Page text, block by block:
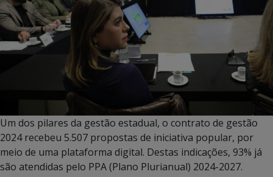
Um dos pilares da gestão estadual, o contrato de gestão
2024 recebeu 5.507 propostas de iniciativa popular, por
meio de uma plataforma digital. Destas indicações, 93% já
são atendidas pelo PPA (Plano Plurianual) 2024-2027.